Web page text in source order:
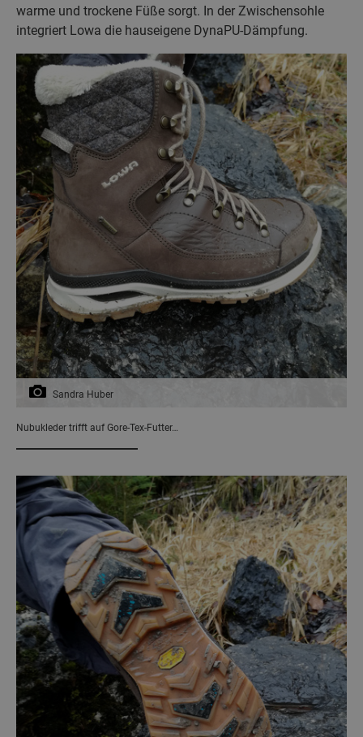
warme und trockene Füße sorgt. In der Zwischensohle
integriert Lowa die hauseigene DynaPU-Dämpfung.
Sandra Huber
Nubukleder trifft auf Gore-Tex-Futter…